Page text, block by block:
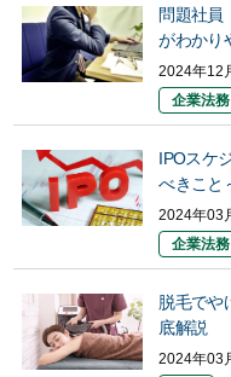
問題社員
がわかり
2024年12
企業法務
IPOスケ
べきこと
2024年03
企業法務
脱毛でや
底解説
2024年03